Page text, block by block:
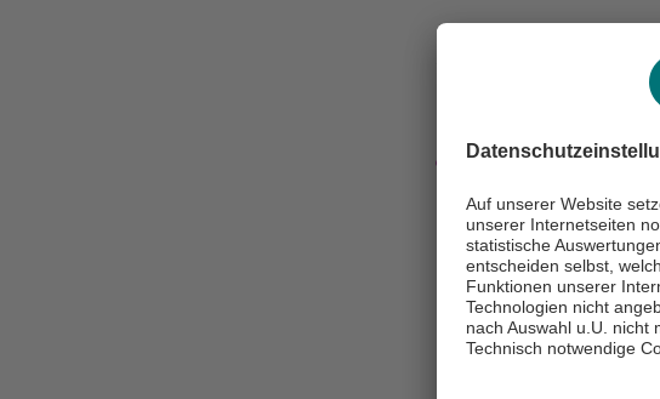
Was sind
Beckenverletzungen
Brüche der
einher. Hier nennen
bei diesen